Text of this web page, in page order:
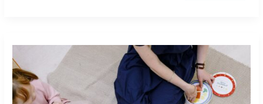
وأهميته
مجال
تحليل
السلوك
التطبيقي